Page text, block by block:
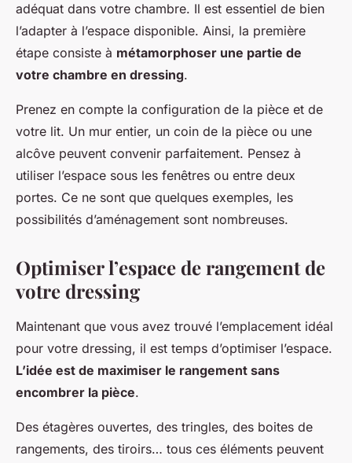
adéquat dans votre chambre. Il est essentiel de bien
l’adapter à l’espace disponible. Ainsi, la première
étape consiste à métamorphoser une partie de
votre chambre en dressing.
Prenez en compte la configuration de la pièce et de
votre lit. Un mur entier, un coin de la pièce ou une
alcôve peuvent convenir parfaitement. Pensez à
utiliser l’espace sous les fenêtres ou entre deux
portes. Ce ne sont que quelques exemples, les
possibilités d’aménagement sont nombreuses.
Optimiser l’espace de rangement de
votre dressing
Maintenant que vous avez trouvé l’emplacement idéal
pour votre dressing, il est temps d’optimiser l’espace.
L’idée est de maximiser le rangement sans
encombrer la pièce.
Des étagères ouvertes, des tringles, des boites de
rangements, des tiroirs… tous ces éléments peuvent